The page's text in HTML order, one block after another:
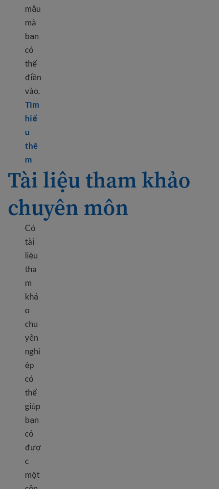
mẫu
mà
bạn
có
thể
điền
vào.
Tìm
hiể
u
thê
mLearn more about Cover letter tips
Tài liệu tham khảo
chuyên môn
Có
tài
liệu
tha
m
khả
o
chu
yên
nghi
ệp
có
thể
giúp
bạn
có
đượ
c
một